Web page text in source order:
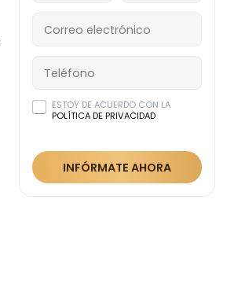
ESTOY DE ACUERDO CON LA
POLÍTICA DE PRIVACIDAD
INFÓRMATE AHORA